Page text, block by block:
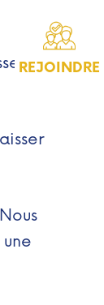
dans
REJOINDRE